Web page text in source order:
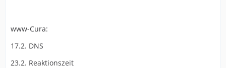
www-Cura:
17.2. DNS
23.2. Reaktionszeit